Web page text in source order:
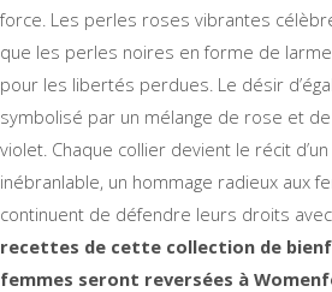
force. Les perles roses vibrantes
que les perles noires en forme de
pour les libertés perdues. Le désir
symbolisé par un mélange de rose et
violet. Chaque collier devient le récit
inébranlable, un hommage radieux aux
continuent de défendre leurs droits avec
recettes de cette collection de
femmes seront reversées à